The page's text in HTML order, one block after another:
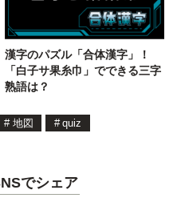
漢字のパズル「合体漢字」！
「白子サ果糸巾」でできる三字
熟語は？
# 地図 # quiz
でシェア